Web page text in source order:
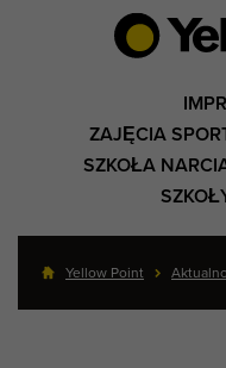
ZAJĘCIA
SZKOŁA
Yellow Point